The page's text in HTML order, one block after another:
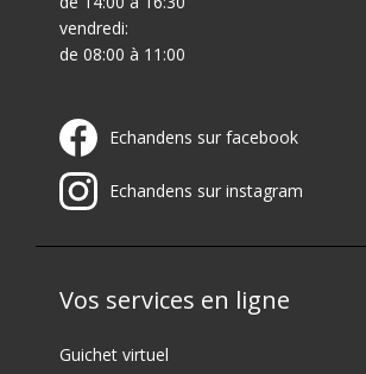
vendredi:
de 08:00 à 11:00
Echandens sur facebook
Echandens sur instagram
Vos services en ligne
Guichet virtuel